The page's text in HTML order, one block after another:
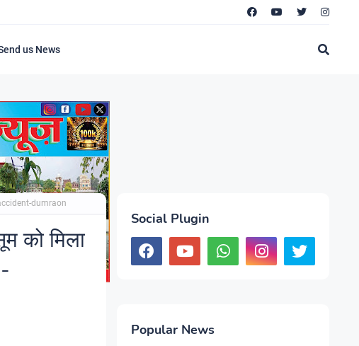
us News
dumraon
को मिला
Social Plugin
Popular News